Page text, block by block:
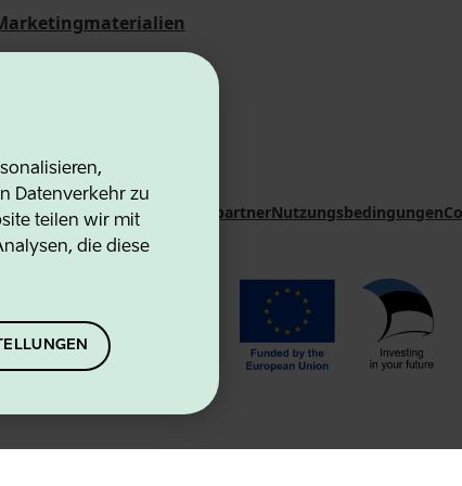
Datenverkehr zu
teilen wir mit
die diese
Kontakte KooperationspartnerNutzungsbedingungen